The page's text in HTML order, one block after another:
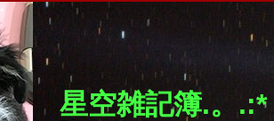
星空雑記簿.。